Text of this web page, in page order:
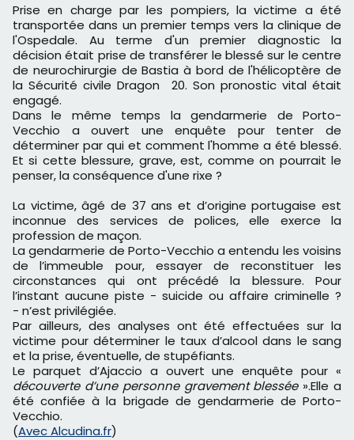
Prise en charge par les pompiers, la victime a été
transportée dans un premier temps vers la clinique de
l'Ospedale. Au terme d'un premier diagnostic la
décision était prise de transférer le blessé sur le centre
de neurochirurgie de Bastia à bord de l'hélicoptère de
la Sécurité civile Dragon 20. Son pronostic vital était
engagé.
Dans le même temps la gendarmerie de Porto-
Vecchio a ouvert une enquête pour tenter de
déterminer par qui et comment l'homme a été blessé.
Et si cette blessure, grave, est, comme on pourrait le
penser, la conséquence d'une rixe ?
La victime, âgé de 37 ans et d’origine portugaise est
inconnue des services de polices, elle exerce la
profession de maçon.
La gendarmerie de Porto-Vecchio a entendu les voisins
de l’immeuble pour, essayer de reconstituer les
circonstances qui ont précédé la blessure. Pour
l’instant aucune piste - suicide ou affaire criminelle ?
- n’est privilégiée.
Par ailleurs, des analyses ont été effectuées sur la
victime pour déterminer le taux d’alcool dans le sang
et la prise, éventuelle, de stupéfiants.
Le parquet d’Ajaccio a ouvert une enquête pour «
découverte d’une personne gravement blessée ».Elle a
été confiée à la brigade de gendarmerie de Porto-
Vecchio.
(Avec Alcudina.fr)